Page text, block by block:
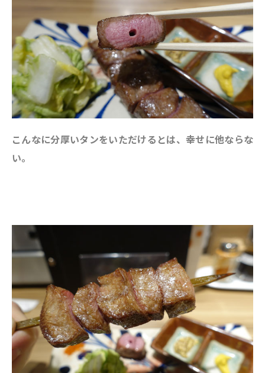
こんなに分厚いタンをいただけるとは、幸せに他ならな
い。